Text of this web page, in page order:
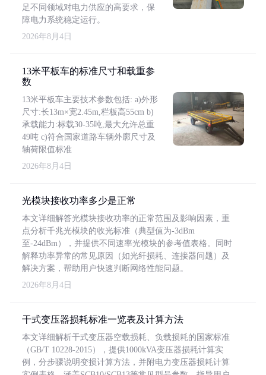
足不同领域对电力供应的高要求，保
障电力系统稳定运行。
2026年8月4日
13米平板车的标准尺寸和载重参
数
13米平板车主要技术参数包括: a)外形
尺寸:长13m×宽2.45m,栏板高55cm b)
承载能力:标载30-35吨,最大允许总重
49吨 c)符合国家道路车辆外廓尺寸及
轴荷限值标准
2026年8月4日
光模块接收功率多少是正常
本文详细解答光模块接收功率的正常范围及影响因素，重
点分析千兆光模块的收光标准（典型值为-3dBm
至-24dBm），并提供不同速率光模块的参考值表格。同时
解释功率异常的常见原因（如光纤损耗、连接器问题）及
解决方案，帮助用户快速判断网络性能问题。
2026年8月4日
干式变压器损耗标准一览表及计算方法
本文详细解析干式变压器空载损耗、负载损耗的国家标准
（GB/T 10228-2015），提供1000kVA变压器损耗计算实
例，分步骤说明变损计算方法，并附电力变压器损耗计算